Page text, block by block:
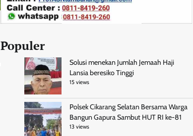
Populer
Solusi menekan Jumlah Jemaah Haji
Lansia beresiko Tinggi
15 views
Polsek Cikarang Selatan Bersama Warga
Bangun Gapura Sambut HUT RI ke-81
13 views